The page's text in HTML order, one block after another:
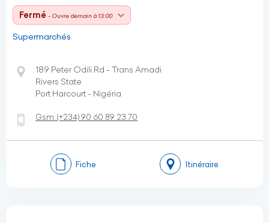
Fermé - Ouvre demain à 13:00
Supermarchés
189 Peter Odili Rd - Trans Amadi
Rivers State
Port Harcourt - Nigéria
Gsm:(+234)90 60 89 23 70
Fiche Itinéraire